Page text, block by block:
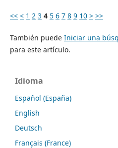
<< < 1 2 3 4 5 6 7 8 9 10 > >>
También puede Iniciar una
para este artículo.
Idioma
Español (España)
English
Deutsch
Français (France)